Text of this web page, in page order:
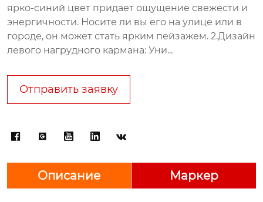
ярко-синий цвет придает ощущение свежести и
энергичности. Носите ли вы его на улице или в
городе, он может стать ярким пейзажем. 2.Дизайн
левого нагрудного кармана: Уни...
Отправить заявку
    
Описание Маркер